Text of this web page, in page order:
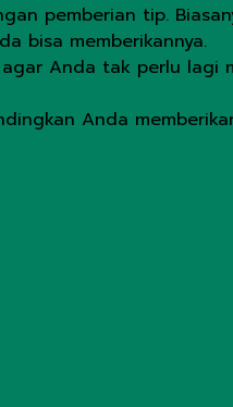
pemberian tip.
bisa memberikannya.
Anda tak perlu
Anda